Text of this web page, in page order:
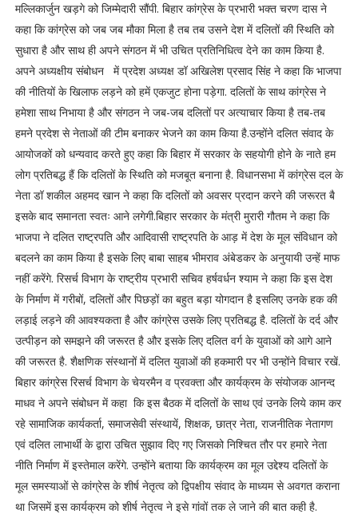
मल्लिकार्जुन खड़गे को जिम्मेदारी सौंपी. बिहार कांग्रेस के प्रभारी भक्त चरण दास ने
कहा कि कांग्रेस को जब जब मौका मिला है तब तब उसने देश में दलितों की स्थिति को
सुधारा है और साथ ही अपने संगठन में भी उचित प्रतिनिधित्व देने का काम किया है.
अपने अध्यक्षीय संबोधन में प्रदेश अध्यक्ष डॉ अखिलेश प्रसाद सिंह ने कहा कि भाजपा
की नीतियों के खिलाफ लड़ने को हमें एकजुट होना पड़ेगा. दलितों के साथ कांग्रेस ने
हमेशा साथ निभाया है और संगठन ने जब-जब दलितों पर अत्याचार किया है तब-तब
हमने प्रदेश से नेताओं की टीम बनाकर भेजने का काम किया है.उन्होंने दलित संवाद के
आयोजकों को धन्यवाद करते हुए कहा कि बिहार में सरकार के सहयोगी होने के नाते हम
लोग प्रतिबद्ध हैं कि दलितों के स्थिति को मजबूत बनाना है. विधानसभा में कांग्रेस दल के
नेता डॉ शकील अहमद खान ने कहा कि दलितों को अवसर प्रदान करने की जरूरत बै
इसके बाद समानता स्वतः आने लगेगी.बिहार सरकार के मंत्री मुरारी गौतम ने कहा कि
भाजपा ने दलित राष्ट्रपति और आदिवासी राष्ट्रपति के आड़ में देश के मूल संविधान को
बदलने का काम किया है इसके लिए बाबा साहब भीमराव अंबेडकर के अनुयायी उन्हें माफ
नहीं करेंगे. रिसर्च विभाग के राष्ट्रीय प्रभारी सचिव हर्षवर्धन श्याम ने कहा कि इस देश
के निर्माण में गरीबों, दलितों और पिछड़ों का बहुत बड़ा योगदान है इसलिए उनके हक की
लड़ाई लड़ने की आवश्यकता है और कांग्रेस उसके लिए प्रतिबद्ध है. दलितों के दर्द और
उत्पीड़न को समझने की जरूरत है और इसके लिए दलित वर्ग के युवाओं को आगे आने
की जरूरत है. शैक्षणिक संस्थानों में दलित युवाओं की हकमारी पर भी उन्होंने विचार रखें.
बिहार कांग्रेस रिसर्च विभाग के चेयरमैन व प्रवक्ता और कार्यक्रम के संयोजक आनन्द
माधव ने अपने संबोधन में कहा कि इस बैठक में दलितों के साथ एवं उनके लिये काम कर
रहे सामाजिक कार्यकर्ता, समाजसेवी संस्थायें, शिक्षक, छात्र नेता, राजनीतिक नेतागण
एवं दलित लाभार्थी के द्वारा उचित सुझाव दिए गए जिसको निश्चित तौर पर हमारे नेता
नीति निर्माण में इस्तेमाल करेंगे. उन्होंने बताया कि कार्यक्रम का मूल उद्देश्य दलितों के
मूल समस्याओं से कांग्रेस के शीर्ष नेतृत्व को द्विपक्षीय संवाद के माध्यम से अवगत कराना
था जिसमें इस कार्यक्रम को शीर्ष नेतृत्व ने इसे गांवों तक ले जाने की बात कही है.